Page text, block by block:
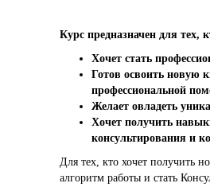
Курс предназначен для тех,
Хочет стать
Готов освоить новую
профессиональной
Желает овладеть
Хочет получить
консультирования и
Для тех, кто хочет получить
алгоритм работы и стать